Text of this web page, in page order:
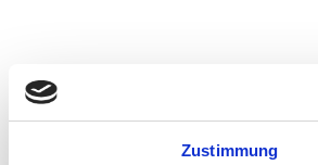
Zustimmung